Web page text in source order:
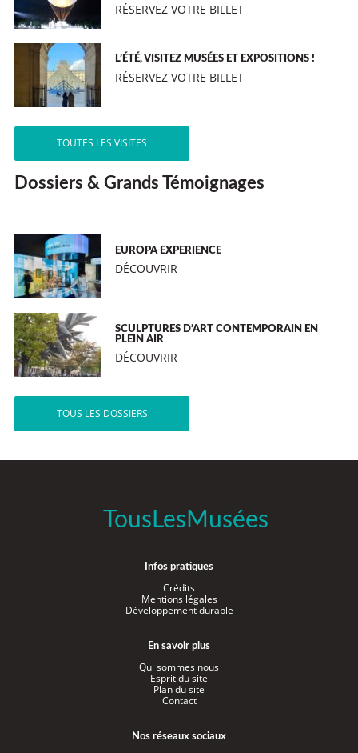
RÉSERVEZ VOTRE BILLET
L’ÉTÉ, VISITEZ MUSÉES ET EXPOSITIONS !
RÉSERVEZ VOTRE BILLET
TOUTES LES VISITES
Dossiers & Grands Témoignages
EUROPA EXPERIENCE
DÉCOUVRIR
SCULPTURES D’ART CONTEMPORAIN EN
PLEIN AIR
DÉCOUVRIR
TOUS LES DOSSIERS
TousLesMusées
Infos pratiques
Crédits
Mentions légales
Développement durable
En savoir plus
Qui sommes nous
Esprit du site
Plan du site
Contact
Nos réseaux sociaux